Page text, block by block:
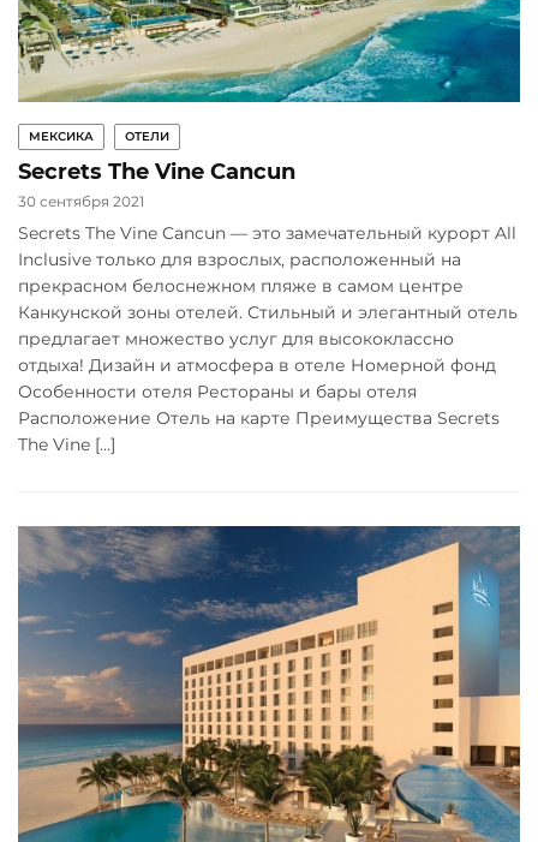
МЕКСИКА ОТЕЛИ
Secrets The Vine Cancun
30 сентября 2021
Secrets The Vine Cancun — это замечательный курорт All
Inclusive только для взрослых, расположенный на
прекрасном белоснежном пляже в самом центре
Канкунской зоны отелей. Стильный и элегантный отель
предлагает множество услуг для высококлассно
отдыха! Дизайн и атмосфера в отеле Номерной фонд
Особенности отеля Рестораны и бары отеля
Расположение Отель на карте Преимущества Secrets
The Vine […]